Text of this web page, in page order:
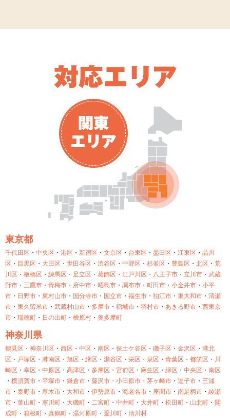
東京都
千代田区 ・ 中央区 ・ 港区 ・ 新宿区 ・ 文京区 ・ 台東区 ・ 墨田区 ・ 江東区 ・ 品川
区 ・ 目黒区 ・ 大田区 ・ 世田谷区 ・ 渋谷区 ・ 中野区 ・ 杉並区 ・ 豊島区 ・ 北区 ・ 荒
川区 ・ 板橋区 ・ 練馬区 ・ 足立区 ・ 葛飾区 ・ 江戸川区 ・ 八王子市 ・ 立川市 ・ 武蔵
野市 ・ 三鷹市 ・ 青梅市 ・ 府中市 ・ 昭島市 ・ 調布市 ・ 町田市 ・ 小金井市 ・ 小平
市 ・ 日野市 ・ 東村山市 ・ 国分寺市 ・ 国立市 ・ 福生市 ・ 狛江市 ・ 東大和市 ・ 清瀬
市 ・ 東久留米市 ・ 武蔵村山市 ・ 多摩市 ・ 稲城市 ・ 羽村市 ・ あきる野市 ・ 西東京
市 ・ 瑞穂町 ・ 日の出町 ・ 檜原村 ・ 奥多摩町
神奈川県
鶴見区 ・ 神奈川区 ・ 西区 ・ 中区 ・ 南区 ・ 保土ケ谷区 ・ 磯子区 ・ 金沢区 ・ 港北
区 ・ 戸塚区 ・ 港南区 ・ 旭区 ・ 緑区 ・ 瀬谷区 ・ 栄区 ・ 泉区 ・ 青葉区 ・ 都筑区 ・ 川
崎区 ・ 幸区 ・ 中原区 ・ 高津区 ・ 多摩区 ・ 宮前区 ・ 麻生区 ・ 緑区 ・ 中央区 ・ 南区
・ 横須賀市 ・ 平塚市 ・ 鎌倉市 ・ 藤沢市・ 小田原市・ 茅ヶ崎市 ・ 逗子市 ・ 三浦
市 ・ 秦野市 ・ 厚木市 ・ 大和市 ・ 伊勢原市 ・ 海老名市 ・ 座間市 ・ 南足柄市 ・ 綾瀬
市 ・ 葉山町 ・ 寒川町 ・ 大磯町 ・ 二宮町 ・ 中井町 ・ 大井町 ・ 松田町 ・ 山北町 ・ 開
成町 ・ 箱根町 ・ 真鶴町 ・ 湯河原町 ・ 愛川町 ・ 清川村